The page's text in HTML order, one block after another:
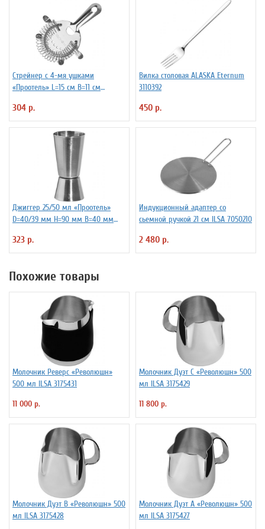
Стрейнер с 4-мя ушками
«Проотель» L=15 см B=11 см
304 р.
Вилка столовая ALASKA Eternum
3110392
450 р.
Джиггер 25/50 мл «Проотель»
D=40/39 мм H=90 мм B=40 мм
323 р.
Индукционный адаптер со
сьемной ручкой 21 см ILSA 7050210
2 480 р.
Похожие товары
Молочник Реверс «Революшн»
500 мл ILSA 3175431
11 000 р.
Молочник Дуэт C «Революшн» 500
мл ILSA 3175429
11 800 р.
Молочник Дуэт B «Революшн» 500
мл ILSA 3175428
Молочник Дуэт A «Революшн» 500
мл ILSA 3175427